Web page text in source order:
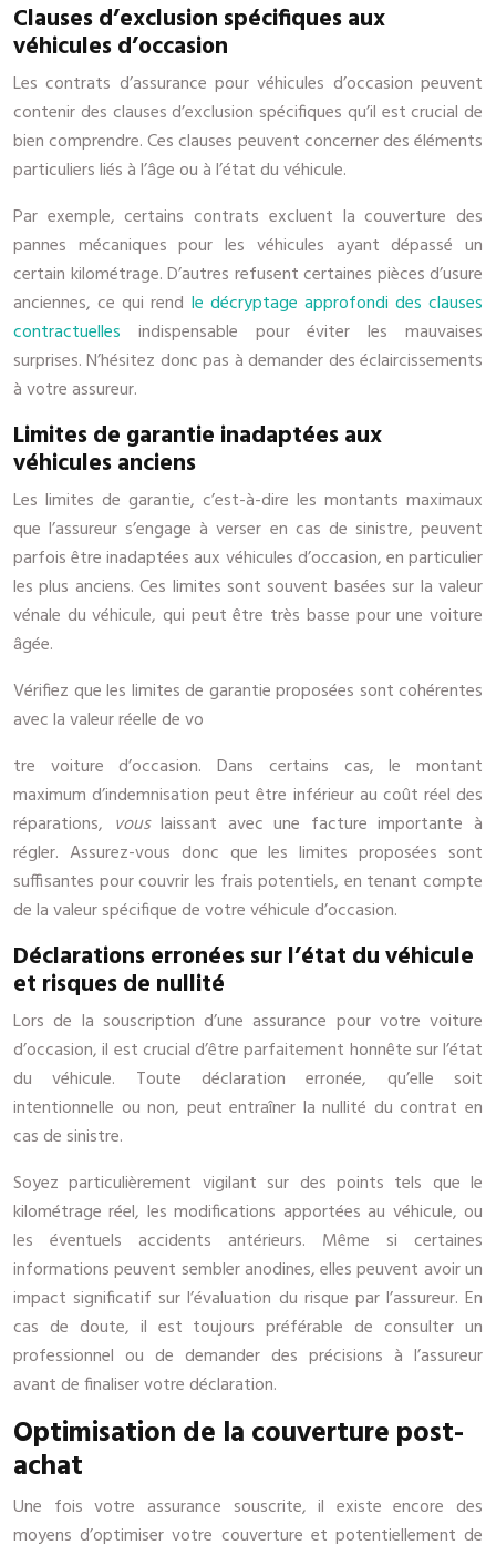
Clauses d’exclusion spécifiques aux
véhicules d’occasion
Les contrats d’assurance pour véhicules d’occasion peuvent
contenir des clauses d’exclusion spécifiques qu’il est crucial de
bien comprendre. Ces clauses peuvent concerner des éléments
particuliers liés à l’âge ou à l’état du véhicule.
Par exemple, certains contrats excluent la couverture des
pannes mécaniques pour les véhicules ayant dépassé un
certain kilométrage. D’autres refusent certaines pièces d’usure
anciennes, ce qui rend le décryptage approfondi des clauses
contractuelles indispensable pour éviter les mauvaises
surprises. N’hésitez donc pas à demander des éclaircissements
à votre assureur.
Limites de garantie inadaptées aux
véhicules anciens
Les limites de garantie, c’est-à-dire les montants maximaux
que l’assureur s’engage à verser en cas de sinistre, peuvent
parfois être inadaptées aux véhicules d’occasion, en particulier
les plus anciens. Ces limites sont souvent basées sur la valeur
vénale du véhicule, qui peut être très basse pour une voiture
âgée.
Vérifiez que les limites de garantie proposées sont cohérentes
avec la valeur réelle de vo
tre voiture d’occasion. Dans certains cas, le montant
maximum d’indemnisation peut être inférieur au coût réel des
réparations, vouslaissant avec une facture importante à
régler. Assurez-vous donc que les limites proposées sont
suffisantes pour couvrir les frais potentiels, en tenant compte
de la valeur spécifique de votre véhicule d’occasion.
Déclarations erronées sur l’état du véhicule
et risques de nullité
Lors de la souscription d’une assurance pour votre voiture
d’occasion, il est crucial d’être parfaitement honnête sur l’état
du véhicule. Toute déclaration erronée, qu’elle soit
intentionnelle ou non, peut entraîner la nullité du contrat en
cas de sinistre.
Soyez particulièrement vigilant sur des points tels que le
kilométrage réel, les modifications apportées au véhicule, ou
les éventuels accidents antérieurs. Même si certaines
informations peuvent sembler anodines, elles peuvent avoir un
impact significatif sur l’évaluation du risque par l’assureur. En
cas de doute, il est toujours préférable de consulter un
professionnel ou de demander des précisions à l’assureur
avant de finaliser votre déclaration.
Optimisation de la couverture post-
achat
Une fois votre assurance souscrite, il existe encore des
moyens d’optimiser votre couverture et potentiellement de